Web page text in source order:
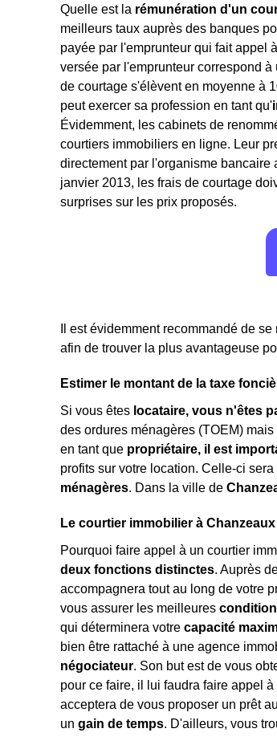
Quelle est la rémunération d'un
meilleurs taux auprès des banques
payée par l'emprunteur qui fait appel
versée par l'emprunteur correspond à
de courtage s'élèvent en moyenne à
peut exercer sa profession en tant qu'
Évidemment, les cabinets de
courtiers immobiliers en ligne. Leur
directement par l'organisme
janvier 2013, les frais de courtage
surprises sur les prix proposés.
Il est évidemment recommandé de
afin de trouver la plus avantageuse
Estimer le montant de la taxe
Si vous êtes locataire, vous n'êtes
des ordures ménagères (TOEM)
en tant que propriétaire, il est
profits sur votre location. Celle-ci
ménagères. Dans la ville de
Le courtier immobilier à
Pourquoi faire appel à un courtier
deux fonctions distinctes. Auprès
accompagnera tout au long de votre
vous assurer les meilleures
qui déterminera votre capacité
bien être rattaché à une agence
négociateur. Son but est de vous
pour ce faire, il lui faudra faire appel
acceptera de vous proposer un prêt
un gain de temps. D'ailleurs, vous